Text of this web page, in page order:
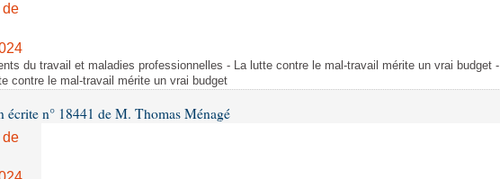
de
du travail et maladies professionnelles - La lutte contre le mal-travail mérite un vrai budget -
contre le mal-travail mérite un vrai budget
écrite n° 18441 de M. Thomas Ménagé
de